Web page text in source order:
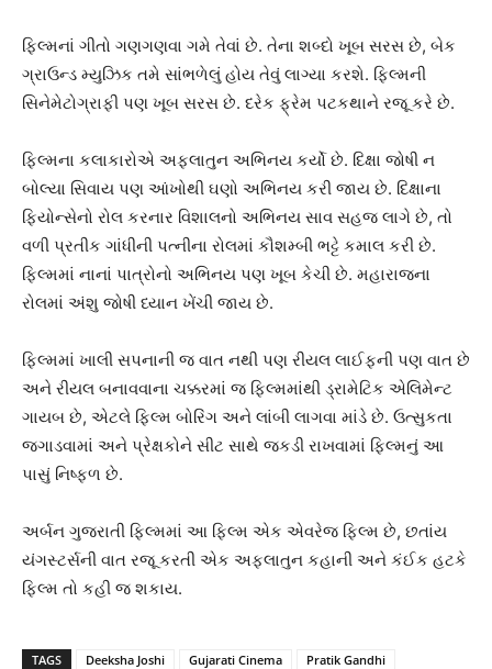
ફિલ્મનાં ગીતો ગણગણવા ગમે તેવાં છે. તેના શબ્દો ખૂબ સરસ છે, બેક
ગ્રાઉન્ડ મ્યુઝિક તમે સાંભળેલું હોય તેવું લાગ્યા કરશે. ફિલ્મની
સિનેમેટોગ્રાફી પણ ખૂબ સરસ છે. દરેક ફ્રેમ પટકથાને રજૂ કરે છે.
ફિલ્મના કલાકારોએ અફલાતુન અભિનય કર્યો છે. દિક્ષા જોષી ન
બોલ્યા સિવાય પણ આંખોથી ઘણો અભિનય કરી જાય છે. દિક્ષાના
ફિયોન્સેનો રોલ કરનાર વિશાલનો અભિનય સાવ સહજ લાગે છે, તો
વળી પ્રતીક ગાંધીની પત્નીના રોલમાં કૌશમ્બી ભટ્ટે કમાલ કરી છે.
ફિલ્મમાં નાનાં પાત્રોનો અભિનય પણ ખૂબ કેચી છે. મહારાજના
રોલમાં અંશુ જોષી ધ્યાન ખેંચી જાય છે.
ફિલ્મમાં ખાલી સપનાની જ વાત નથી પણ રીયલ લાઈફની પણ વાત છે
અને રીયલ બનાવવાના ચક્કરમાં જ ફિલ્મમાંથી ડ્રામેટિક એલિમેન્ટ
ગાયબ છે, એટલે ફિલ્મ બોરિંગ અને લાંબી લાગવા માંડે છે. ઉત્સુકતા
જગાડવામાં અને પ્રેક્ષકોને સીટ સાથે જકડી રાખવામાં ફિલ્મનું આ
પાસું નિષ્ફળ છે.
અર્બન ગુજરાતી ફિલ્મમાં આ ફિલ્મ એક એવરેજ ફિલ્મ છે, છતાંય
યંગસ્ટર્સની વાત રજૂ કરતી એક અફલાતુન કહાની અને કંઈક હટકે
ફિલ્મ તો કહી જ શકાય.
TAGS Deeksha Joshi Gujarati Cinema
Pratik Gandhi